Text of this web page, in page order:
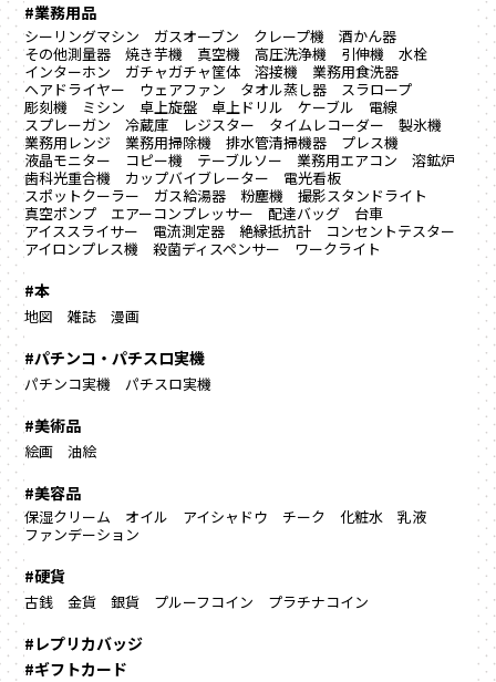
#業務用品
シーリングマシン ガスオーブン クレープ機
酒かん器
その他測量器
焼き芋機 真空機 高圧洗浄機 引伸機
水栓
インターホン
ガチャガチャ筐体 溶接機
業務用食洗器
ヘアドライヤー
ウェアファン タオル蒸し器
スラロープ
彫刻機
ミシン 卓上旋盤 卓上ドリル ケーブル
電線
スプレーガン
冷蔵庫 レジスター タイムレコーダー
製氷機
業務用レンジ
業務用掃除機 排水管清掃機器
プレス機
液晶モニター
コピー機 テーブルソー 業務用エアコン
溶鉱炉
歯科光重合機
カップバイブレーター
電光看板
スポットクーラー
ガス給湯器 粉塵機
撮影スタンドライト
真空ポンプ
エアーコンプレッサー 配達バッグ
台車
アイススライサー
電流測定器 絶縁抵抗計
コンセントテスター
アイロンプレス機
殺菌ディスペンサー ワークライト
#本
地図 雑誌 漫画
#パチンコ・パチスロ実機
パチンコ実機 パチスロ実機
#美術品
絵画 油絵
#美容品
保湿クリーム オイル アイシャドウ チーク 化粧水
乳液
ファンデーション
#硬貨
古銭 金貨 銀貨 プルーフコイン プラチナコイン
#レプリカバッジ
#ギフトカード